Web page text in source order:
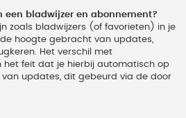
een bladwijzer en abonnement?
zoals bladwijzers (of favorieten) in je
hoogte gebracht van updates,
Het verschil met
het feit dat je hierbij automatisch op
updates, dit gebeurd via de door